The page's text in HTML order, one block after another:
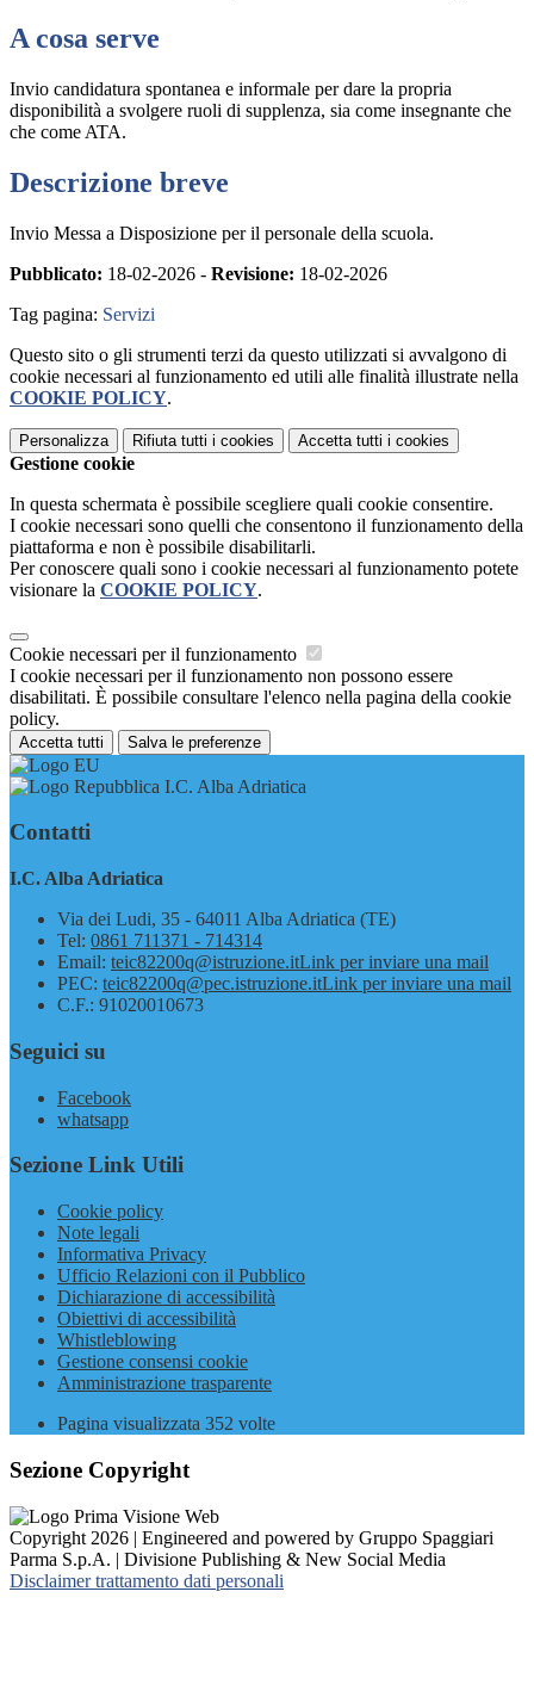
A cosa serve
Invio candidatura spontanea e informale per dare la propria
disponibilità a svolgere ruoli di supplenza, sia come insegnante che
che come ATA.
Descrizione breve
Invio Messa a Disposizione per il personale della scuola.
Pubblicato: 18-02-2026 - Revisione: 18-02-2026
Tag pagina: Servizi
Questo sito o gli strumenti terzi da questo utilizzati si avvalgono di
cookie necessari al funzionamento ed utili alle finalità illustrate nella
COOKIE POLICY.
Personalizza Rifiuta tutti i cookies Accetta tutti i cookies
Gestione cookie
In questa schermata è possibile scegliere quali cookie consentire.
I cookie necessari sono quelli che consentono il funzionamento della
piattaforma e non è possibile disabilitarli.
Per conoscere quali sono i cookie necessari al funzionamento potete
visionare la COOKIE POLICY.
Cookie necessari per il funzionamento
I cookie necessari per il funzionamento non possono essere
disabilitati. È possibile consultare l'elenco nella pagina della cookie
policy.
Accetta tutti Salva le preferenze
I.C. Alba Adriatica
Contatti
I.C. Alba Adriatica
Via dei Ludi, 35 - 64011 Alba Adriatica (TE)
Tel: 0861 711371 - 714314
Email: teic82200q@istruzione.itLink per inviare una mail
PEC: teic82200q@pec.istruzione.itLink per inviare una mail
C.F.: 91020010673
Seguici su
Facebook
whatsapp
Sezione Link Utili
Cookie policy
Note legali
Informativa Privacy
Ufficio Relazioni con il Pubblico
Dichiarazione di accessibilità
Obiettivi di accessibilità
Whistleblowing
Gestione consensi cookie
Amministrazione trasparente
Pagina visualizzata 352 volte
Sezione Copyright
Copyright 2026 | Engineered and powered by Gruppo Spaggiari
Parma S.p.A. | Divisione Publishing & New Social Media
Disclaimer trattamento dati personali